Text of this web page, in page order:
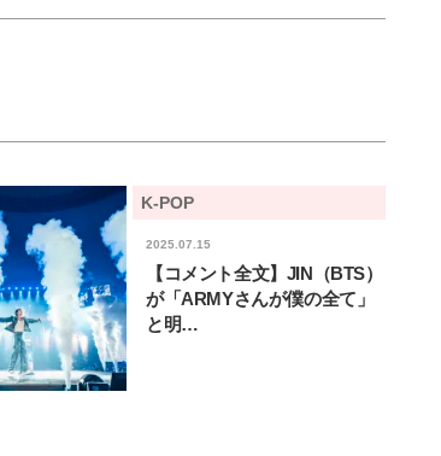
K-POP
2025.07.15
【コメント全文】JIN（BTS）
が「ARMYさんが僕の全て」
と明…